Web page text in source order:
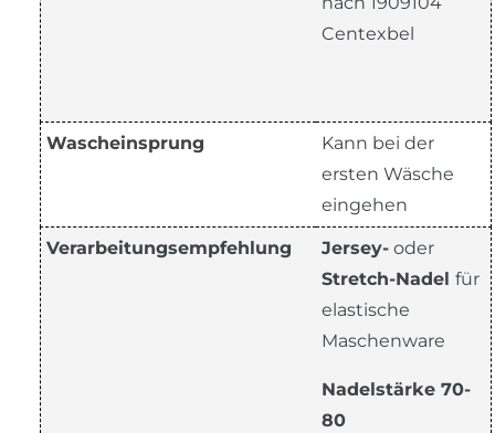
Centexbel
Wascheinsprung
Kann bei der
ersten Wäsche
eingehen
Verarbeitungsempfehlung Jersey- oder
Stretch-Nadel für
elastische
Maschenware
Nadelstärke 70-
80